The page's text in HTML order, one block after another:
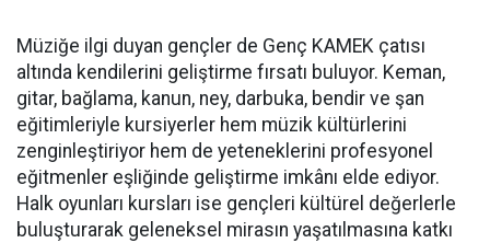
Müziğe ilgi duyan gençler de Genç KAMEK çatısı
altında kendilerini geliştirme fırsatı buluyor. Keman,
gitar, bağlama, kanun, ney, darbuka, bendir ve şan
eğitimleriyle kursiyerler hem müzik kültürlerini
zenginleştiriyor hem de yeteneklerini profesyonel
eğitmenler eşliğinde geliştirme imkânı elde ediyor.
Halk oyunları kursları ise gençleri kültürel değerlerle
buluşturarak geleneksel mirasın yaşatılmasına katkı